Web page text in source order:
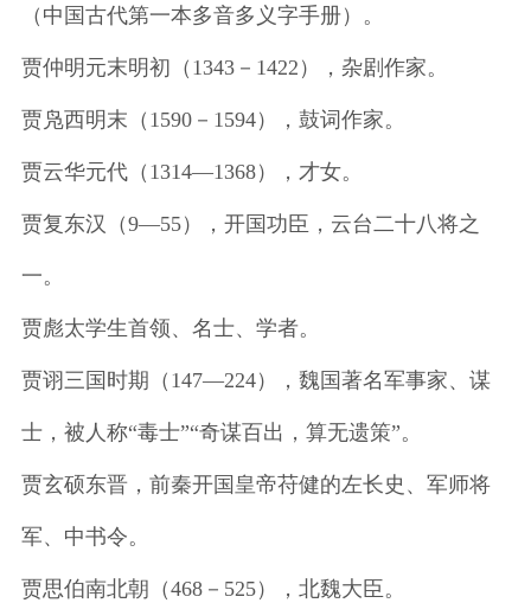
（中国古代第一本多音多义字手册）。
贾仲明元末明初（1343－1422），杂剧作家。
贾凫西明末（1590－1594），鼓词作家。
贾云华元代（1314—1368），才女。
贾复东汉（9—55），开国功臣，云台二十八将之
一。
贾彪太学生首领、名士、学者。
贾诩三国时期（147—224），魏国著名军事家、谋
士，被人称“毒士”“奇谋百出，算无遗策”。
贾玄硕东晋，前秦开国皇帝苻健的左长史、军师将
军、中书令。
贾思伯南北朝（468－525），北魏大臣。